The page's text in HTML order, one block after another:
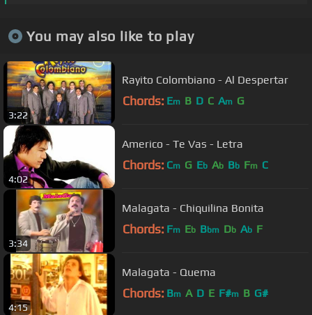
You may also like to play
3:22
Rayito Colombiano - Al Despertar
Chords: Em B D C Am G
4:02
Americo - Te Vas - Letra
Chords: Cm G Eb Ab Bb Fm C
3:34
Malagata - Chiquilina Bonita
Chords: Fm Eb Bbm Db Ab F
4:15
Malagata - Quema
Chords: Bm A D E F#m B G#